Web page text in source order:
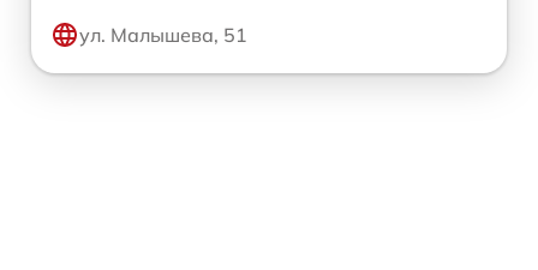
ул. Малышева, 51